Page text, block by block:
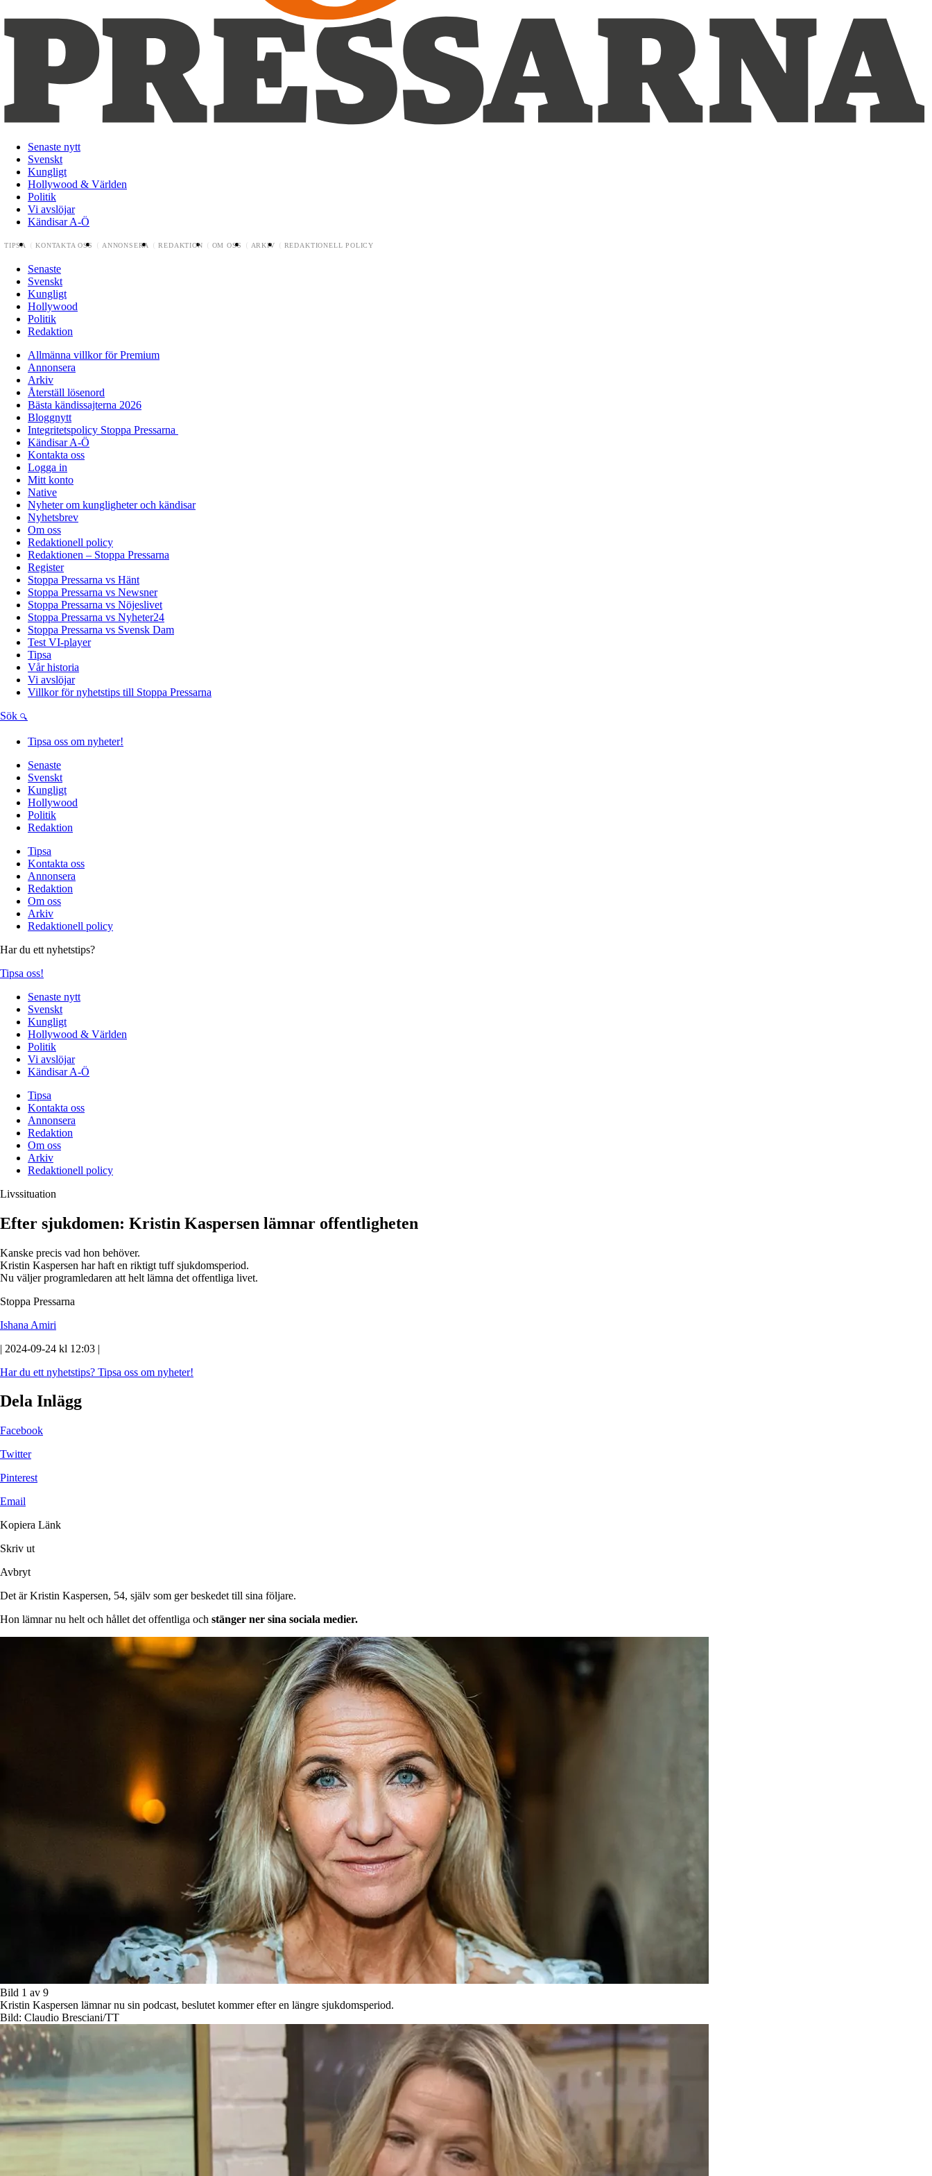
Senaste nytt
Svenskt
Kungligt
Hollywood & Världen
Politik
Vi avslöjar
Kändisar A-Ö
TIPSA KONTAKTA OSS ANNONSERA REDAKTION OM OSS ARKIV REDAKTIONELL POLICY
Senaste
Svenskt
Kungligt
Hollywood
Politik
Redaktion
Allmänna villkor för Premium
Annonsera
Arkiv
Återställ lösenord
Bästa kändissajterna 2026
Bloggnytt
Integritetspolicy Stoppa Pressarna
Kändisar A-Ö
Kontakta oss
Logga in
Mitt konto
Native
Nyheter om kungligheter och kändisar
Nyhetsbrev
Om oss
Redaktionell policy
Redaktionen – Stoppa Pressarna
Register
Stoppa Pressarna vs Hänt
Stoppa Pressarna vs Newsner
Stoppa Pressarna vs Nöjeslivet
Stoppa Pressarna vs Nyheter24
Stoppa Pressarna vs Svensk Dam
Test VI-player
Tipsa
Vår historia
Vi avslöjar
Villkor för nyhetstips till Stoppa Pressarna
Sök
Tipsa oss om nyheter!
Senaste
Svenskt
Kungligt
Hollywood
Politik
Redaktion
Tipsa
Kontakta oss
Annonsera
Redaktion
Om oss
Arkiv
Redaktionell policy
Har du ett nyhetstips?
Tipsa oss!
Senaste nytt
Svenskt
Kungligt
Hollywood & Världen
Politik
Vi avslöjar
Kändisar A-Ö
Tipsa
Kontakta oss
Annonsera
Redaktion
Om oss
Arkiv
Redaktionell policy
Livssituation
Efter sjukdomen: Kristin Kaspersen lämnar offentligheten
Kanske precis vad hon behöver.
Kristin Kaspersen har haft en riktigt tuff sjukdomsperiod.
Nu väljer programledaren att helt lämna det offentliga livet.
Stoppa Pressarna
Ishana Amiri
| 2024-09-24 kl 12:03 |
Har du ett nyhetstips? Tipsa oss om nyheter!
Dela Inlägg
Facebook
Twitter
Pinterest
Email
Kopiera Länk
Skriv ut
Avbryt
Det är Kristin Kaspersen, 54, själv som ger beskedet till sina följare.
Hon lämnar nu helt och hållet det offentliga och stänger ner sina sociala medier.
Bild 1 av 9
Kristin Kaspersen lämnar nu sin podcast, beslutet kommer efter en längre sjukdomsperiod.
Bild: Claudio Bresciani/TT